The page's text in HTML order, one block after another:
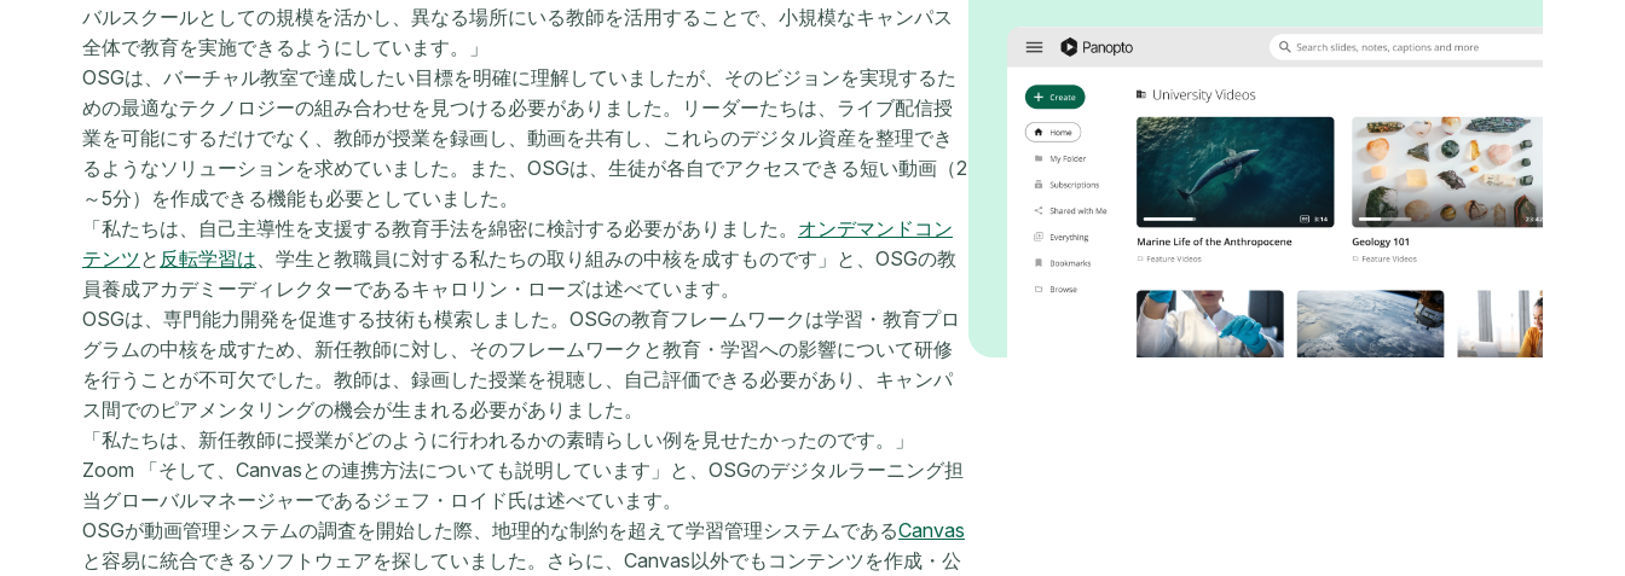
バルスクールとしての規模を活かし、異なる場所にいる教師を活用することで、小規模なキャンパス
全体で教育を実施できるようにしています。」
OSGは、バーチャル教室で達成したい目標を明確に理解していましたが、そのビジョンを実現するた
めの最適なテクノロジーの組み合わせを見つける必要がありました。リーダーたちは、ライブ配信授
業を可能にするだけでなく、教師が授業を録画し、動画を共有し、これらのデジタル資産を整理でき
るようなソリューションを求めていました。また、OSGは、生徒が各自でアクセスできる短い動画（2
～5分）を作成できる機能も必要としていました。
「私たちは、自己主導性を支援する教育手法を綿密に検討する必要がありました。 オンデマンドコン
テンツと 反転学習は 、学生と教職員に対する私たちの取り組みの中核を成すものです」と、OSGの教
員養成アカデミーディレクターであるキャロリン・ローズは述べています。
OSGは、専門能力開発を促進する技術も模索しました。OSGの教育フレームワークは学習・教育プロ
グラムの中核を成すため、新任教師に対し、そのフレームワークと教育・学習への影響について研修
を行うことが不可欠でした。教師は、録画した授業を視聴し、自己評価できる必要があり、キャンパ
ス間でのピアメンタリングの機会が生まれる必要がありました。
「私たちは、新任教師に授業がどのように行われるかの素晴らしい例を見せたかったのです。」
Zoom 「そして、Canvasとの連携方法についても説明しています」と、OSGのデジタルラーニング担
当グローバルマネージャーであるジェフ・ロイド氏は述べています。
OSGが動画管理システムの調査を開始した際、地理的な制約を超えて学習管理システムであるCanvas
と容易に統合できるソフトウェアを探していました。さらに、Canvas以外でもコンテンツを作成・公